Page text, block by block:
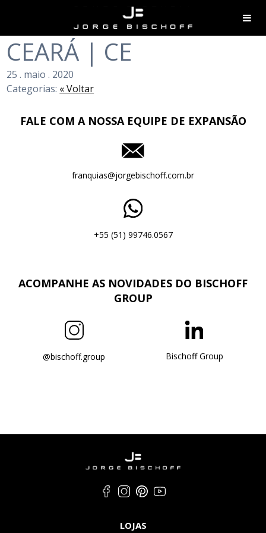
CEARÁ | CE
25 . maio . 2020
Categorias: « Voltar
FALE COM A NOSSA EQUIPE DE EXPANSÃO
franquias@jorgebischoff.com.br
+55 (51) 99746.0567
ACOMPANHE AS NOVIDADES DO BISCHOFF
GROUP
@bischoff.group Bischoff Group
LOJAS